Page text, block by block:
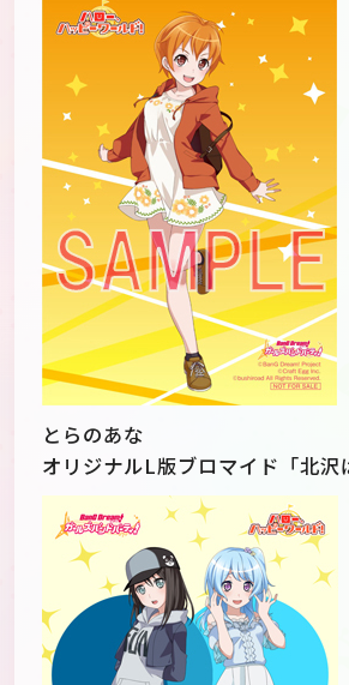
とらのあな
オリジナルL版ブロマイド「北沢